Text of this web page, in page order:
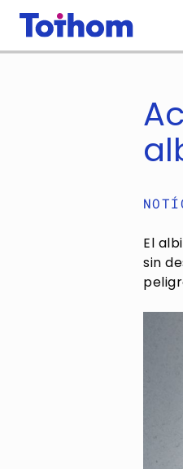
Pasar al contenido principal
El
sin